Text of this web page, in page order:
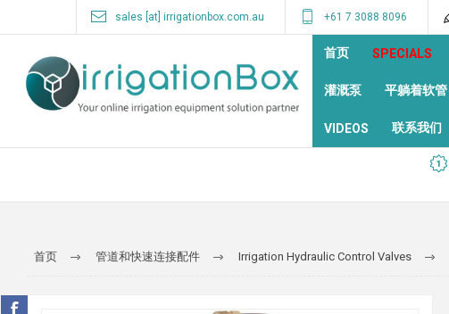
sales [at] irrigationbox.com.au +61 7 3088 8096
首页 SPECIALS
灌溉泵 平躺着软管
VIDEOS 联系我们
首页 管道和快速连接配件 Irrigation Hydraulic Control Valves